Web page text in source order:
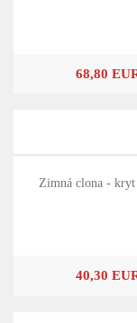
68,80
Zimná clona -
40,30